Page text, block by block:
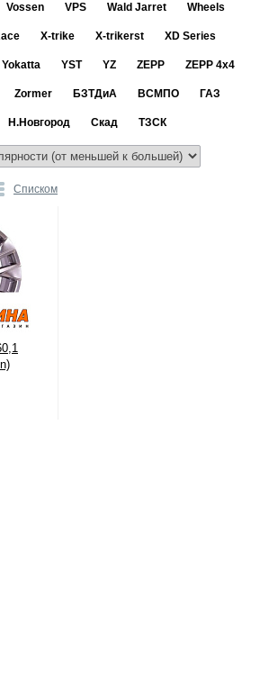
Vossen VPS Wald Jarret Wheels
X-trike X-trikerst XD Series
Yokatta YST YZ ZEPP ZEPP 4x4
Zormer БЗТДиА ВСМПО ГАЗ
Н.Новгород Скад ТЗСК
Списком